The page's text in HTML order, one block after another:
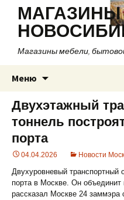
МАГАЗИНЫ
Магазины мебели,
Меню
содержимому
Двухэтажный
тоннель
порта
04.04.2026 Новости
Двухуровневый транспортный
порта в Москве. Он
рассказал Москве 24 заммэра